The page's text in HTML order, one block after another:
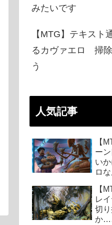
みたいです
【MTG】テキスト
るカヴァエロ 掃除
う
人気記事
【
ー
い
ロ
【
レ
切
か